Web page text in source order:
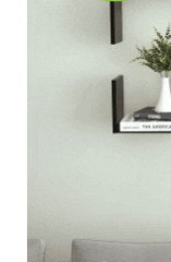
Polyester 100 %
Hvor mange